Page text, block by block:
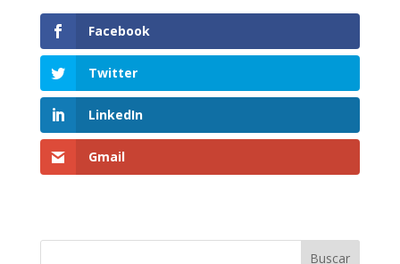
Facebook
Twitter
LinkedIn
Gmail